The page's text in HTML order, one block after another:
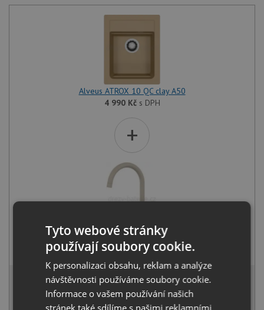
Alveus ATROX 10 QC clay A50
4 990 Kčs DPH
+
Alveus SAVANNAH beige 55
3 290 Kčs DPH
7 866 Kčs DPH
Běžná cena:8 280 Kč
Sleva: 414 Kč
Tyto webové stránky
používají soubory cookie.
K personalizaci obsahu, reklam a analýze
návštěvnosti používáme soubory cookie.
Informace o vašem používání našich
stránek také sdílíme s našimi reklamními